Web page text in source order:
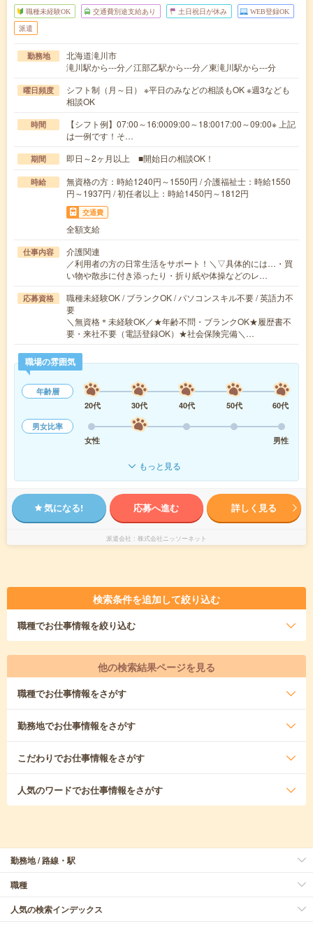
職種未経験OK 交通費別途支給あり 土日祝日が休み WEB登録OK
派遣
勤務地
北海道滝川市
滝川駅から---分／江部乙駅から---分／東滝川駅から---分
曜日頻度
シフト制（月～日） ※平日のみなどの相談もOK ※週3なども
相談OK
時間
【シフト例】07:00～16:0009:00～18:0017:00～09:00※ 上記
は一例です！そ…
期間 即日～2ヶ月以上 ■開始日の相談OK！
時給
無資格の方：時給1240円～1550円 / 介護福祉士：時給1550
円～1937円 / 初任者以上：時給1450円～1812円
交通費
全額支給
仕事内容
介護関連
／利用者の方の日常生活をサポート！＼▽具体的には…・買
い物や散歩に付き添ったり・折り紙や体操などのレ…
応募資格
職種未経験OK / ブランクOK / パソコンスキル不要 / 英語力不
要
＼無資格＊未経験OK／★年齢不問・ブランクOK★履歴書不
要・来社不要（電話登録OK）★社会保険完備＼…
職場の雰囲気
年齢層
20代
30代 40代 50代
60代
男女比率
女性
男性
もっと見る
気になる! 応募へ進む 詳しく見る
派遣会社 株式会社ニッソーネット
検索条件を追加して絞り込む
職種でお仕事情報を絞り込む
他の検索結果ページを見る
職種でお仕事情報をさがす
勤務地でお仕事情報をさがす
こだわりでお仕事情報をさがす
人気のワードでお仕事情報をさがす
勤務地 / 路線・駅
職種
人気の検索インデックス